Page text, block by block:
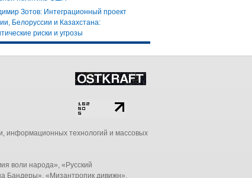
Зотов: Интеграционный проект
Белоруссии и Казахстана:
риски и угрозы
информационных технологий и массовых
воли народа», «Русский
Бандеры», «Мизантропик дивижн»,